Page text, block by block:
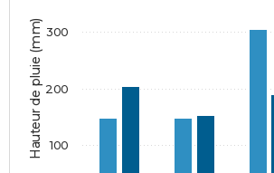
Hauteur de pluie (mm) 100
200
300